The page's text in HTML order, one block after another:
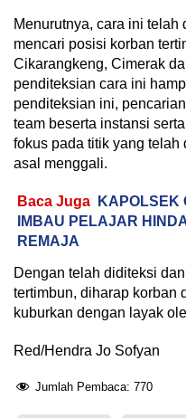
Menurutnya, cara ini
mencari posisi korban
Cikarangkeng, Cimerak
penditeksian cara ini
penditeksian ini,
team beserta instansi
fokus pada titik yang telah
asal menggali.
Baca Juga
KAPOLSEK
IMBAU PELAJAR
REMAJA
Dengan telah diditeksi
tertimbun, diharap korban
kuburkan dengan layak
Red/Hendra Jo Sofyan
Jumlah Pembaca: 770